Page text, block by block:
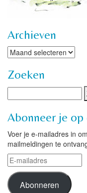
Archieven
Archieven
Zoeken
Abonneer je
Voer je e-mailadres in
mailmeldingen te
E-
mailadres
Abonneren